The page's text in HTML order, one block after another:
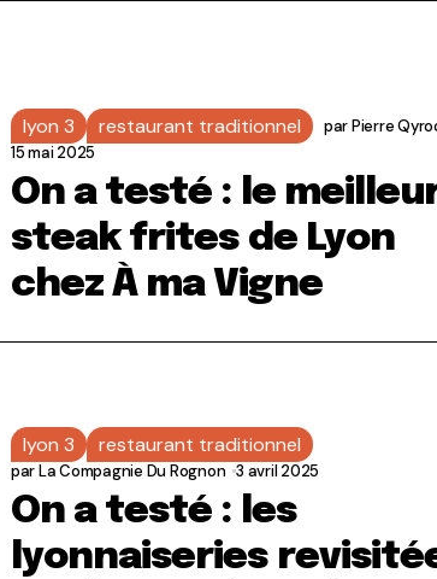
lyon 3 restaurant traditionnel parPierre
15 mai 2025
On a testé : le
steak frites de Lyon
chez À ma Vigne
lyon 3 restaurant traditionnel
parLa Compagnie Du Rognon 3 avril 2025
On a testé : les
lyonnaiseries